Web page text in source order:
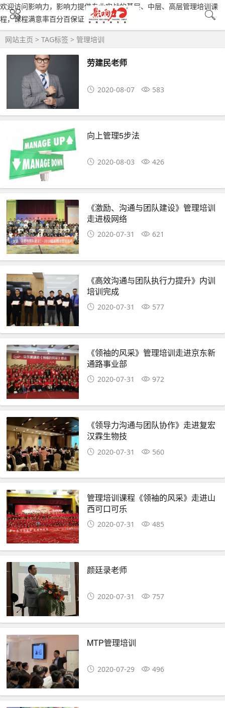
欢迎访问影响力，影响力提供专业实战的基层、中层、高层管理培训课
程，课程满意率百分百保证！
网站主页 > TAG标签 > 管理培训
劳建民老师
2020-08-07 583
向上管理5步法
2020-08-03 426
《激励、沟通与团队建设》管理培训
走进极网络
2020-07-31 621
《高效沟通与团队执行力提升》内训
培训完成
2020-07-31 577
《领袖的风采》管理培训走进京东新
通路事业部
2020-07-31 972
《领导力沟通与团队协作》走进复宏
汉霖生物技
2020-07-31 560
管理培训课程《领袖的风采》走进山
西可口可乐
2020-07-31 485
颜廷录老师
2020-07-31 757
MTP管理培训
2020-07-29 496